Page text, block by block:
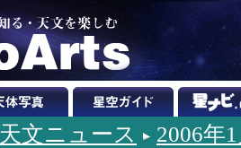
天文ニュース 2006年